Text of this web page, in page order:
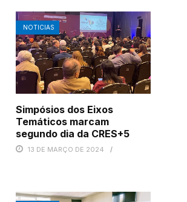
NOTICIAS
Simpósios dos Eixos
Temáticos marcam
segundo dia da CRES+5
13 DE MARÇO DE 2024